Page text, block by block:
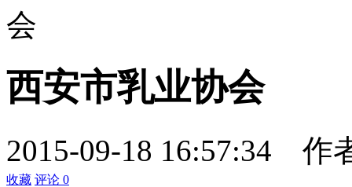
会
西安市乳业协会
2015-09-18 16:57:34 作
收藏 评论 0